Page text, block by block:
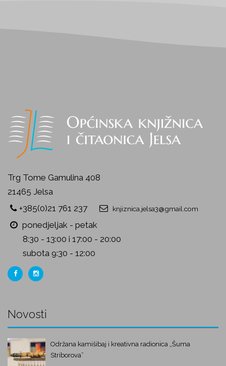
Trg Tome Gamulina 408
21465 Jelsa
+385(0)21 761 237
knjiznica.jelsa3@gmail.com
ponedjeljak - petak
8:30 - 13:00 i 17:00 - 20:00
subota 9:30 - 12:00
Novosti
Održana kamišibaj i kreativna radionica „Šuma
Striborova”